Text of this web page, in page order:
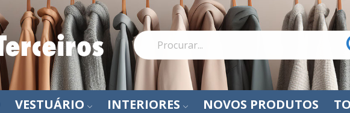
VESTUÁRIO INTERIORES NOVOS PRODUTOS